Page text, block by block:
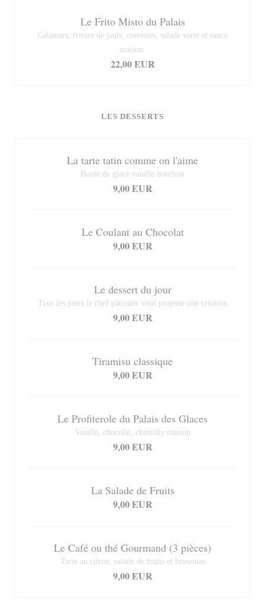
Le Frito Misto du Palais
Calamars, friture de jauls, crevettes, salade verte et sauce
maison.
22,00 EUR
LES DESSERTS
La tarte tatin comme on l'aime
Boule de glace vanille bourbon
9,00 EUR
Le Coulant au Chocolat
9,00 EUR
Le dessert du jour
Tous les jours le chef pâtissier vous propose une création
9,00 EUR
Tiramisu classique
9,00 EUR
Le Profiterole du Palais des Glaces
Vanille, chocolat, chantilly maison
9,00 EUR
La Salade de Fruits
9,00 EUR
Le Café ou thé Gourmand (3 pièces)
Tarte au citron, salade de fruits et brownies
9,00 EUR